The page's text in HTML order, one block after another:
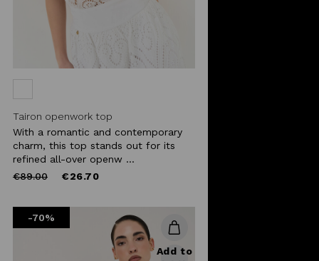
Tairon openwork top
With a romantic and contemporary
charm, this top stands out for its
refined all-over openw ...
Price
€89.00to €26.70
-70%
Add to